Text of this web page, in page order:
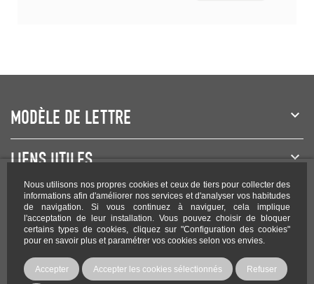
Nous utilisons nos propres cookies et ceux de tiers pour collecter des
informations afin d'améliorer nos services et d'analyser vos habitudes
de navigation. Si vous continuez à naviguer, cela implique
l'acceptation de leur installation. Vous pouvez choisir de bloquer
certains types de cookies, cliquez sur "Configuration des cookies"
pour en savoir plus et paramétrer vos cookies selon vos envies.
Accepter Accepter les cookies sélectionnés Refuser
MODÈLE DE LETTRE
LIENS UTILES
NEWSLETTER